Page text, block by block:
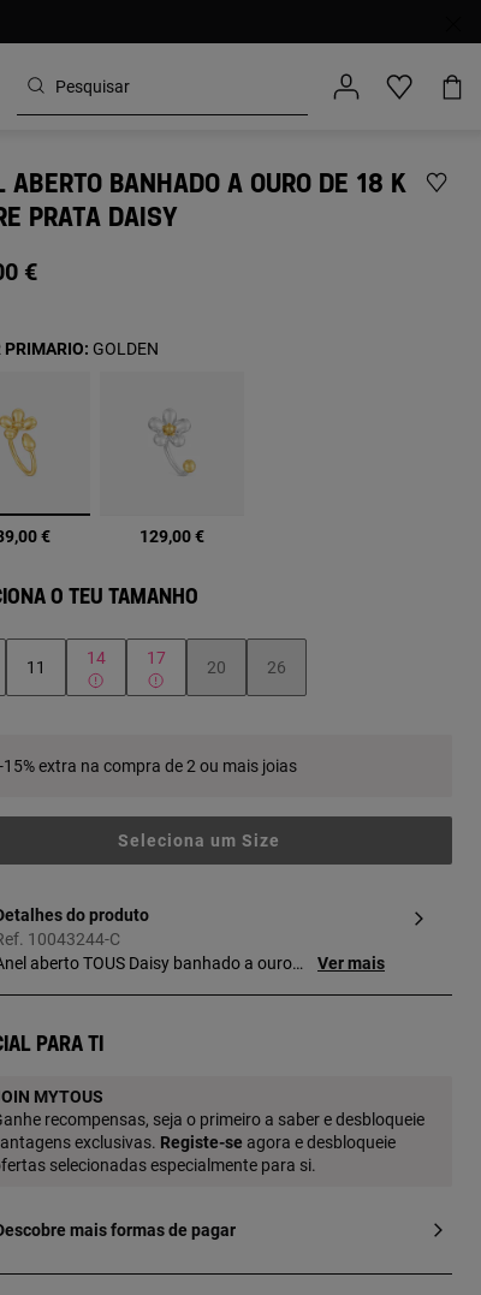
ABERTO BANHADO A OURO DE 18 K
PRATA DAISY
€
selecionado
€ 129,00 €
PRIMARIO: GOLDEN
O TEU TAMANHO
11 14 17 20 26
-15% extra na compra de 2 ou mais joias
Seleciona um Size
do produto
10043244-C
aberto TOUS Daisy banhado a ouro
prata 1.ª lei banhada a ouro de 18 a
da joia.
Ver mais
para ti
MYTOUS
recompensas, seja o primeiro a saber e desbloqueie
exclusivas. Registe-se agora e desbloqueie
selecionadas especialmente para si.
mais formas de pagar